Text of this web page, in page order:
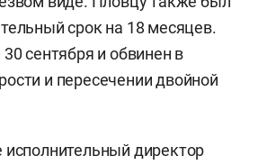
срок на 18 месяцев.
сентября и обвинен в
и пересечении двойной
директор